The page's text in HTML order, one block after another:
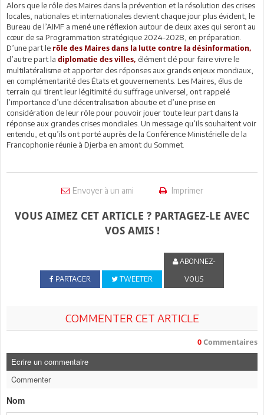
Alors que le rôle des Maires dans la prévention et la résolution des crises
locales, nationales et internationales devient chaque jour plus évident, le
Bureau de l’AIMF a mené une réflexion autour de deux axes qui seront au
cœur de sa Programmation stratégique 2024-2028, en préparation.
D’une part le rôle des Maires dans la lutte contre la désinformation,
d’autre part la diplomatie des villes, élément clé pour faire vivre le
multilatéralisme et apporter des réponses aux grands enjeux mondiaux,
en complémentarité des États et gouvernements. Les Maires, élus de
terrain qui tirent leur légitimité du suffrage universel, ont rappelé
l’importance d’une décentralisation aboutie et d’une prise en
considération de leur rôle pour pouvoir jouer toute leur part dans la
réponse aux grandes crises mondiales. Un message qu’ils souhaitent voir
entendu, et qu’ils ont porté auprès de la Conférence Ministérielle de la
Francophonie réunie à Djerba en amont du Sommet.
Envoyer à un ami Imprimer
VOUS AIMEZ CET ARTICLE ? PARTAGEZ-LE AVEC
VOS AMIS !
PARTAGER TWEETER
ABONNEZ-
VOUS
COMMENTER CET ARTICLE
0 Commentaires
Ecrire un commentaire
Commenter
Nom